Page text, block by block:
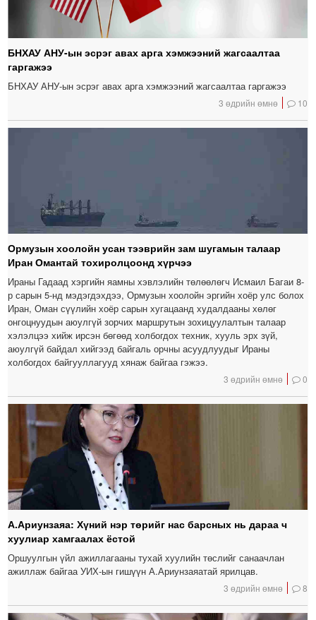
БНХАУ АНУ-ын эсрэг авах арга хэмжээний жагсаалтаа
гаргажээ
БНХАУ АНУ-ын эсрэг авах арга хэмжээний жагсаалтаа гаргажээ
3 өдрийн өмнө 10
Ормузын хоолойн усан тээврийн зам шугамын талаар
Иран Омантай тохиролцоонд хүрчээ
Ираны Гадаад хэргийн яамны хэвлэлийн төлөөлөгч Исмаил Багаи 8-
р сарын 5-нд мэдэгдэхдээ, Ормузын хоолойн эргийн хоёр улс болох
Иран, Оман сүүлийн хоёр сарын хугацаанд худалдааны хөлөг
онгоцнуудын аюулгүй зорчих маршрутын зохицуулалтын талаар
хэлэлцээ хийж ирсэн бөгөөд холбогдох техник, хууль эрх зүй,
аюулгүй байдал хийгээд байгаль орчны асуудлуудыг Ираны
холбогдох байгууллагууд хянаж байгаа гэжээ.
3 өдрийн өмнө 0
А.Ариунзаяа: Хүний нэр төрийг нас барсных нь дараа ч
хуулиар хамгаалах ёстой
Оршуулгын үйл ажиллагааны тухай хуулийн төслийг санаачлан
ажиллаж байгаа УИХ-ын гишүүн А.Ариунзаяатай ярилцав.
3 өдрийн өмнө 8